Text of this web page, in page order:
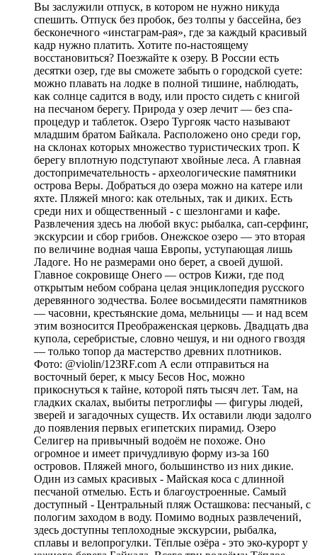
Вы заслужили отпуск, в котором не нужно никуда
спешить. Отпуск без пробок, без толпы у бассейна, без
бесконечного «инстаграм-рая», где за каждый красивый
кадр нужно платить. Хотите по-настоящему
восстановиться? Поезжайте к озеру. В России есть
десятки озер, где вы сможете забыть о городской суете:
можно плавать на лодке в полной тишине, наблюдать,
как солнце садится в воду, или просто сидеть с книгой
на песчаном берегу. Природа у озер лечит — без спа-
процедур и таблеток. Озеро Тургояк часто называют
младшим братом Байкала. Расположено оно среди гор,
на склонах которых множество туристических троп. К
берегу вплотную подступают хвойные леса. А главная
достопримечательность - археологические памятники
острова Веры. Добраться до озера можно на катере или
яхте. Пляжей много: как отельных, так и диких. Есть
среди них и общественный - с шезлонгами и кафе.
Развлечения здесь на любой вкус: рыбалка, сап-серфинг,
экскурсии и сбор грибов. Онежское озеро — это вторая
по величине водная чаша Европы, уступающая лишь
Ладоге. Но не размерами оно берет, а своей душой.
Главное сокровище Онего — остров Кижи, где под
открытым небом собрана целая энциклопедия русского
деревянного зодчества. Более восьмидесяти памятников
— часовни, крестьянские дома, мельницы — и над всем
этим возносится Преображенская церковь. Двадцать два
купола, серебристые, словно чешуя, и ни одного гвоздя
— только топор да мастерство древних плотников.
Фото: @violin/123RF.com А если отправиться на
восточный берег, к мысу Бесов Нос, можно
прикоснуться к тайне, которой пять тысяч лет. Там, на
гладких скалах, выбиты петроглифы — фигуры людей,
зверей и загадочных существ. Их оставили люди задолго
до появления первых египетских пирамид. Озеро
Селигер на привычный водоём не похоже. Оно
огромное и имеет причудливую форму из-за 160
островов. Пляжей много, большинство из них дикие.
Один из самых красивых - Майская коса с длинной
песчаной отмелью. Есть и благоустроенные. Самый
доступный - Центральный пляж Осташкова: песчаный, с
пологим заходом в воду. Помимо водных развлечений,
здесь доступны теплоходные экскурсии, рыбалка,
сплавы и велопрогулки. Тёплые озёра - это эко-курорт у